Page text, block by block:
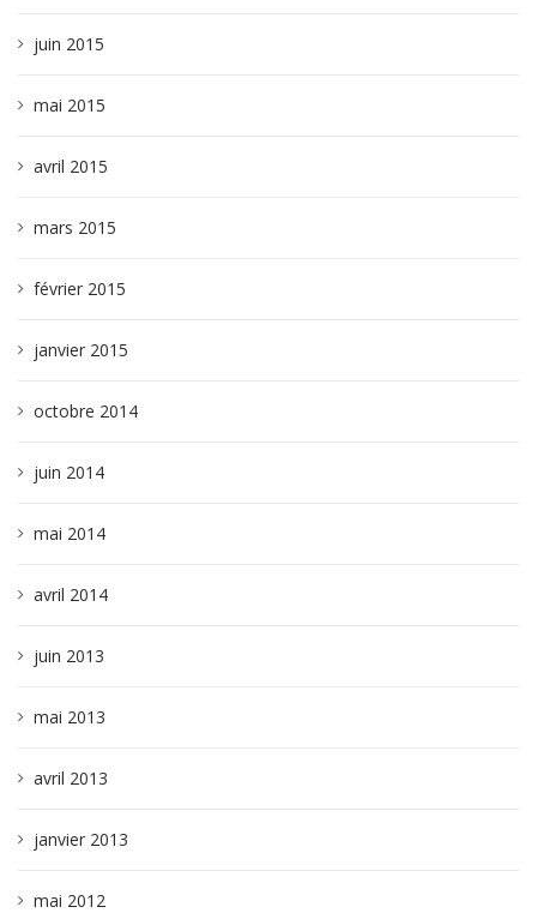
juin 2015
mai 2015
avril 2015
mars 2015
février 2015
janvier 2015
octobre 2014
juin 2014
mai 2014
avril 2014
juin 2013
mai 2013
avril 2013
janvier 2013
mai 2012